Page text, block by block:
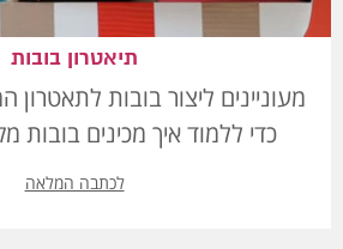
תיאטרון בובות
מעוניינים ליצור בובות לתאטרון
כדי ללמוד איך מכינים בובות
לכתבה המלאה